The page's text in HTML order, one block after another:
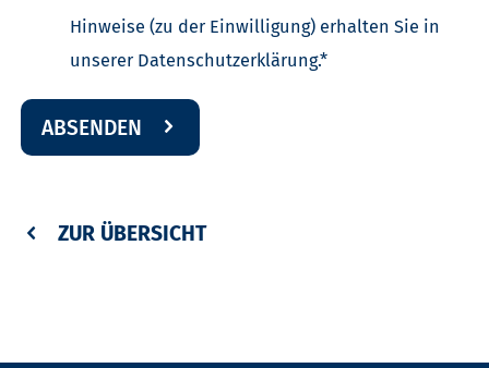
Hinweise (zu der Einwilligung) erhalten Sie in
unserer Datenschutzerklärung.*
ABSENDEN
ZUR ÜBERSICHT